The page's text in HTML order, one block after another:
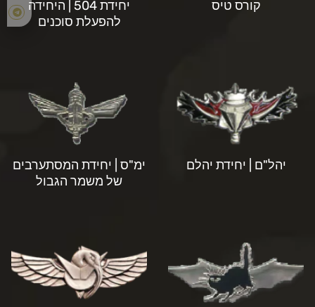
קורס טיס
יחידת 504 | היחידה
להפעלת סוכנים
יהל"ם | יחידת יהלם
ימ"ס | יחידת המסתערבים
של משמר הגבול